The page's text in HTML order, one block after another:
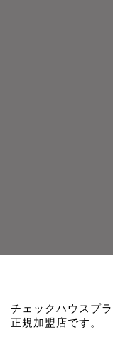
チェックハウスプ
正規加盟店です。